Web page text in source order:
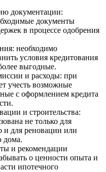
документации:
документы
в процессе одобрения
необходимо
условия кредитования
выгодные.
и расходы: при
учесть возможные
с оформлением кредита
и строительства:
не только для
и для реновации или
дома.
и рекомендации
о ценности опыта и
ипотечного